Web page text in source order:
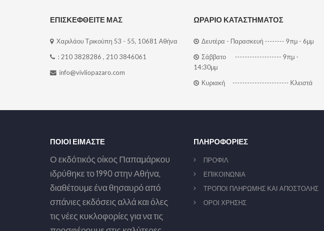
ΕΠΙΣΚΕΦΘΕΙΤΕ ΜΑΣ
Χαριλάου Τρικούπη 53 - 55, 10681 Αθήνα
: 210 3828286 , 210 3846061
info@vivliopazaro.com
ΩΡΑΡΙΟ ΚΑΤΑΣΤΗΜΑΤΟΣ
Δευτέρα - Παρασκευή -------- 9πμ - 6μμ
Σάββατο ------------------- 9πμ -
14:30μμ
Κυριακή ----------------------- Κλειστά
ΠΟΙΟΙ ΕΙΜΑΣΤΕ
Ο εκδότικός οίκος Παπαμάρκου
ιδρύθηκε το 1990 στην Αθήνα,
διαθέτουμε ένα θησαυρό από
σπάνιες εκδόσεις αλλά και όλες
τις νέες κυκλοφορίες για να τις
ΠΛΗΡΟΦΟΡΙΕΣ
ΠΡΟΦΙΛ
ΕΠΙΚΟΙΝΩΝΙΑ
ΤΡΟΠΟΙ ΠΛΗΡΩΜΗΣ ΚΑΙ ΑΠΟΣΤΟΛΗΣ
ΟΡΟΙ ΧΡΗΣΗΣ